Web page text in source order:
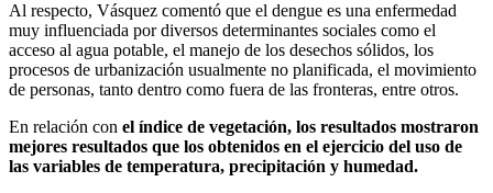
Al respecto, Vásquez comentó que el dengue es una enfermedad
muy influenciada por diversos determinantes sociales como el
acceso al agua potable, el manejo de los desechos sólidos, los
procesos de urbanización usualmente no planificada, el movimiento
de personas, tanto dentro como fuera de las fronteras, entre otros.
En relación con el índice de vegetación, los resultados mostraron
mejores resultados que los obtenidos en el ejercicio del uso de
las variables de temperatura, precipitación y humedad.